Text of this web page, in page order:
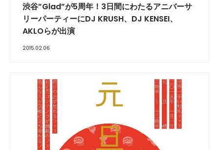
渋谷”Glad”が5周年！3日間にわたるアニバーサ
リーパーティーにDJ KRUSH、DJ KENSEI、
AKLOらが出演
2015.02.06